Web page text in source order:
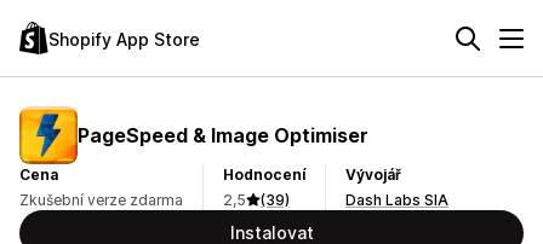
Shopify App Store
PageSpeed & Image Optimiser
Cena
Zkušební verze zdarma
Hodnocení
2,5
(39)
Vývojář
Dash Labs SIA
Instalovat